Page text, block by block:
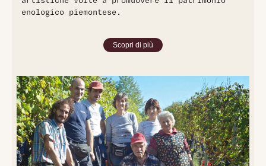
enologico piemontese.
Scopri di più